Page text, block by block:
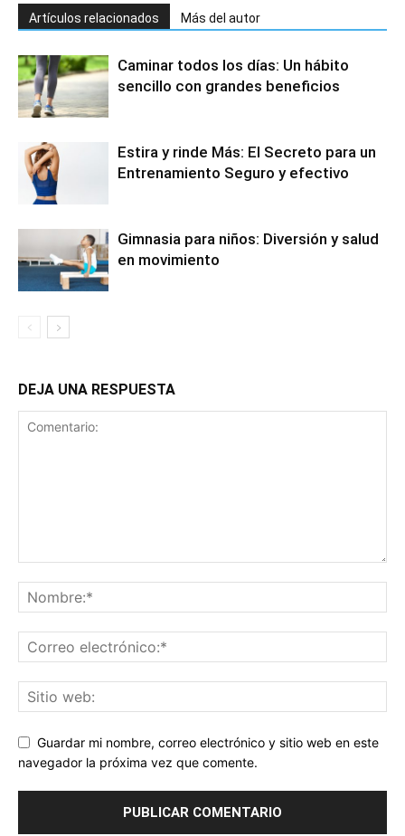
Artículos relacionados Más del autor
Caminar todos los días: Un hábito
sencillo con grandes beneficios
Estira y rinde Más: El Secreto para un
Entrenamiento Seguro y efectivo
Gimnasia para niños: Diversión y salud
en movimiento
DEJA UNA RESPUESTA
Guardar mi nombre, correo electrónico y sitio web en este
navegador la próxima vez que comente.